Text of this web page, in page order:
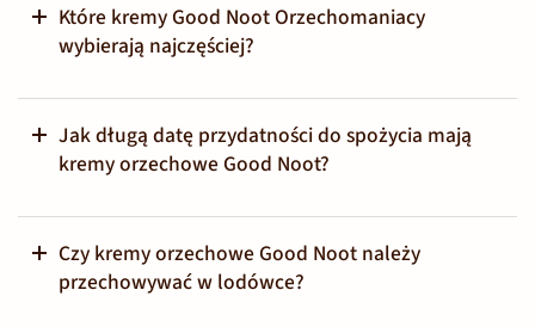
Które kremy Good Noot Orzechomaniacy
wybierają najczęściej?
Jak długą datę przydatności do spożycia mają
kremy orzechowe Good Noot?
Czy kremy orzechowe Good Noot należy
przechowywać w lodówce?